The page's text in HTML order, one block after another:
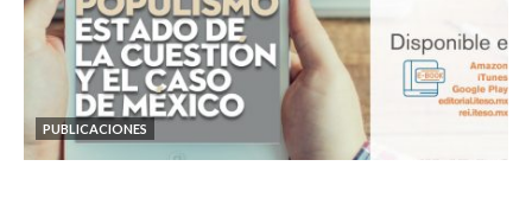
PUBLICACIONES